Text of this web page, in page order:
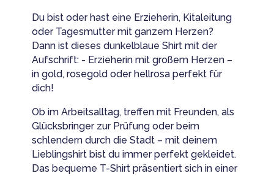
Du bist oder hast eine Erzieherin, Kitaleitung
oder Tagesmutter mit ganzem Herzen?
Dann ist dieses dunkelblaue Shirt mit der
Aufschrift: - Erzieherin mit großem Herzen –
in gold, rosegold oder hellrosa perfekt für
dich!
Ob im Arbeitsalltag, treffen mit Freunden, als
Glücksbringer zur Prüfung oder beim
schlendern durch die Stadt – mit deinem
Lieblingshirt bist du immer perfekt gekleidet.
Das bequeme T-Shirt präsentiert sich in einer